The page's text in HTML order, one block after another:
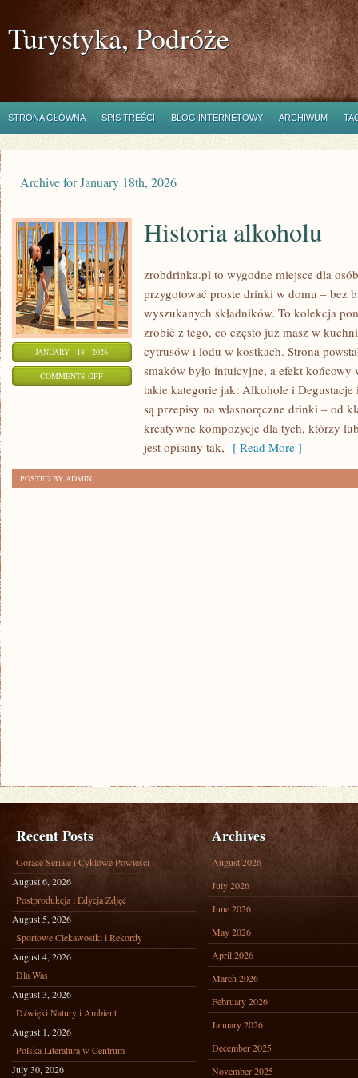
Turystyka, Podróże
STRONA GŁÓWNA SPIS TREŚCI BLOG INTERNETOWY ARCHIWUM
Archive for January 18th, 2026
JANUARY - 18 - 2026
COMMENTS OFFON
ALKOHOLU
Historia alkoholu
zrobdrinka.pl to wygodne miejsce dla
przygotować proste drinki w domu – bez
wyszukanych składników. To kolekcja
zrobić z tego, co często już masz w
cytrusów i lodu w kostkach. Strona
smaków było intuicyjne, a efekt końcowy
takie kategorie jak: Alkohole i
są przepisy na własnoręczne drinki – od
kreatywne kompozycje dla tych, którzy
jest opisany tak, [ Read More ]
POSTED BY ADMIN
Recent Posts
Gorące Seriale i Cyklowe Powieści
August 6, 2026
Postprodukcja i Edycja Zdjęć
August 5, 2026
Sportowe Ciekawostki i Rekordy
August 4, 2026
Dla Was
August 3, 2026
Dźwięki Natury i Ambient
August 1, 2026
Polska Literatura w Centrum
July 30, 2026
Archives
August 2026
July 2026
June 2026
May 2026
April 2026
March 2026
February 2026
January 2026
December 2025
November 2025